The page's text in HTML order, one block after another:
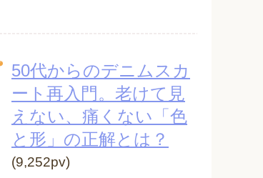
50代からのデニムスカ
ート再入門。老けて見
えない、痛くない「色
と形」の正解とは？
(9,252pv)